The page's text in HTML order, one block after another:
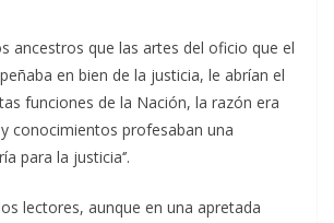
ancestros que las artes del oficio que el
en bien de la justicia, le abrían el
funciones de la Nación, la razón era
y conocimientos profesaban una
para la justicia‘’.
lectores, aunque en una apretada